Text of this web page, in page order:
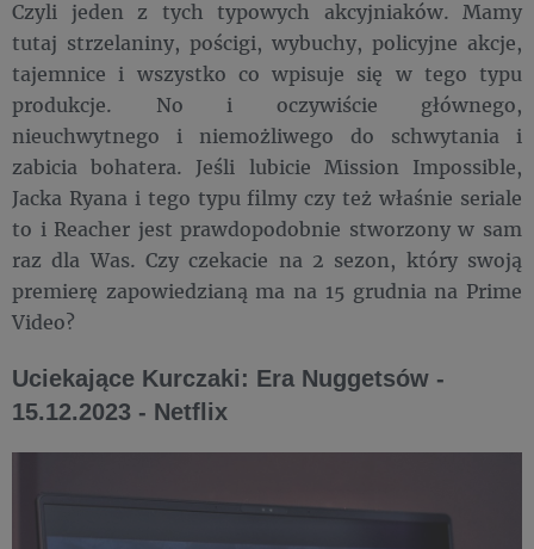
Czyli jeden z tych typowych akcyjniaków. Mamy
tutaj strzelaniny, pościgi, wybuchy, policyjne akcje,
tajemnice i wszystko co wpisuje się w tego typu
produkcje. No i oczywiście głównego,
nieuchwytnego i niemożliwego do schwytania i
zabicia bohatera. Jeśli lubicie Mission Impossible,
Jacka Ryana i tego typu filmy czy też właśnie seriale
to i Reacher jest prawdopodobnie stworzony w sam
raz dla Was. Czy czekacie na 2 sezon, który swoją
premierę zapowiedzianą ma na 15 grudnia na Prime
Video?
Uciekające Kurczaki: Era Nuggetsów -
15.12.2023 - Netflix